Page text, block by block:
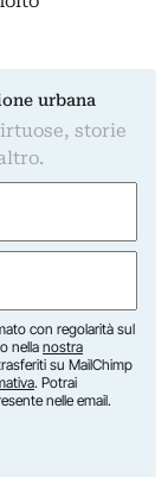
urbana
storie
con regolarità sul
nella nostra
su MailChimp
. Potrai
nelle email.